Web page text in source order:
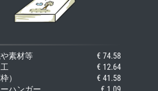
素材等
€ 74.58
€ 12.64
）
€ 41.58